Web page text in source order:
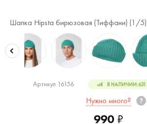
Шапка Hipsta бирюзовая (Тиффани) (1 /5)
Артикул 16156 В НАЛИЧИИ:631
Нужно много?
990 ₽